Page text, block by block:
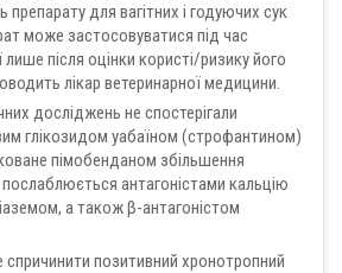
для вагітних і годуючих сук
може застосовуватися під час
лише після оцінки користі/ризику його
лікар ветеринарної медицини.
досліджень не спостерігали
глікозидом уабаїном (строфантином)
пімобенданом збільшення
антагоністами кальцію
а також β-антагоністом
позитивний хронотропний